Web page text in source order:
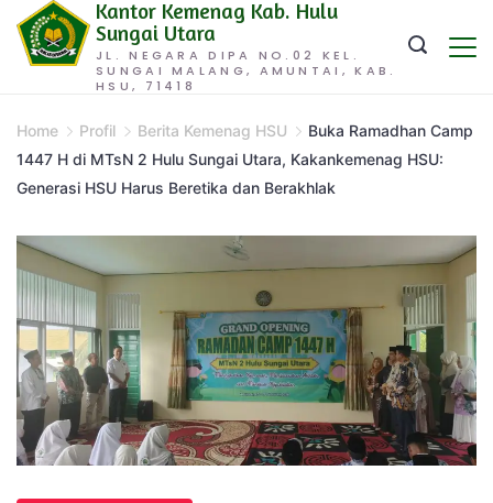
Skip
JL. NEGARA DIPA NO.02 KEL.
SUNGAI MALANG, AMUNTAI, KAB.
HSU, 71418
Kantor Kemenag Kab. Hulu
Sungai Utara
Home Profil Berita Kemenag HSU
Buka Ramadhan Camp
1447 H di MTsN 2 Hulu Sungai Utara, Kakankemenag HSU:
Generasi HSU Harus Beretika dan Berakhlak